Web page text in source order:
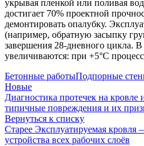
укрывая пленкой или поливая
достигает 70% проектной
демонтировать опалубку.
(например, обратную засыпку
завершения 28-дневного цикла.
увеличиваются: при +5°C процесс
Бетонные работыПодпорные
Новые
Диагностика протечек на
типичные повреждения и их
Вернуться к списку
Старее Эксплуатируемая кровля
устройства всех рабочих слоёв